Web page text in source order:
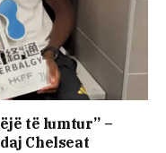
të lumtur” –
Chelseat